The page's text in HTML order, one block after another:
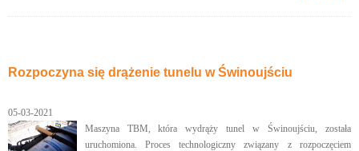
Rozpoczyna się drążenie tunelu w Świnoujściu
05-03-2021
Maszyna TBM, która wydrąży tunel w Świnoujściu, została
uruchomiona. Proces technologiczny związany z rozpoczęciem